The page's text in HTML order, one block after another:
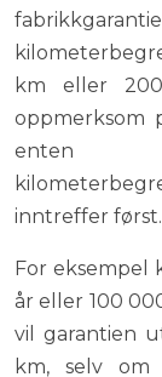
km eller
oppmerksom
enten
inntreffer først.
For eksempel
år eller 100
vil garantien
km, selv